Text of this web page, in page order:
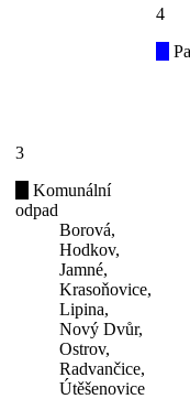
3
Komunální
odpad
Borová,
Hodkov,
Jamné,
Krasoňovice,
Lipina,
Nový Dvůr,
Ostrov,
Radvančice,
Útěšenovice
4